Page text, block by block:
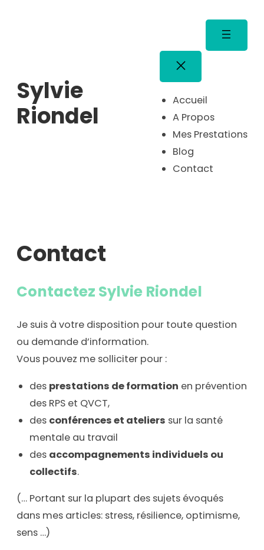
Sylvie
Riondel
Accueil
A Propos
Mes Prestations
Blog
Contact
Contact
Contactez Sylvie Riondel
Je suis à votre disposition pour toute question
ou demande d’information.
Vous pouvez me solliciter pour :
des prestations de formation en prévention
des RPS et QVCT,
des conférences et ateliers sur la santé
mentale au travail
des accompagnements individuels ou
collectifs.
(… Portant sur la plupart des sujets évoqués
dans mes articles: stress, résilience, optimisme,
sens …)